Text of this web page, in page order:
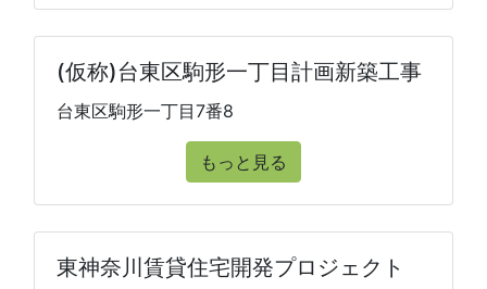
(仮称)台東区駒形一丁目計画新築工事
台東区駒形一丁目7番8
もっと見る
東神奈川賃貸住宅開発プロジェクト